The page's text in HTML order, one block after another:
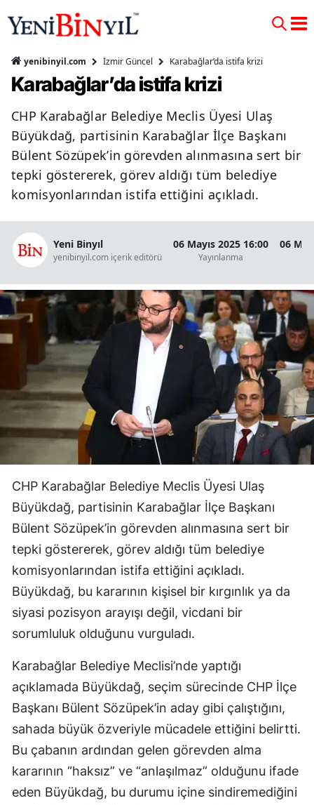
yenibinyil.com İzmir Güncel Karabağlar’da istifa krizi
Karabağlar’da istifa krizi
CHP Karabağlar Belediye Meclis Üyesi Ulaş
Büyükdağ, partisinin Karabağlar İlçe Başkanı
Bülent Sözüpek’in görevden alınmasına sert bir
tepki göstererek, görev aldığı tüm belediye
komisyonlarından istifa ettiğini açıkladı.
Yeni Binyıl
yenibinyil.com içerik editörü
06 Mayıs 2025 16:00
Yayınlanma
06
CHP Karabağlar Belediye Meclis Üyesi Ulaş
Büyükdağ, partisinin Karabağlar İlçe Başkanı
Bülent Sözüpek’in görevden alınmasına sert bir
tepki göstererek, görev aldığı tüm belediye
komisyonlarından istifa ettiğini açıkladı.
Büyükdağ, bu kararının kişisel bir kırgınlık ya da
siyasi pozisyon arayışı değil, vicdani bir
sorumluluk olduğunu vurguladı.
Karabağlar Belediye Meclisi’nde yaptığı
açıklamada Büyükdağ, seçim sürecinde CHP İlçe
Başkanı Bülent Sözüpek’in aday gibi çalıştığını,
sahada büyük özveriyle mücadele ettiğini belirtti.
Bu çabanın ardından gelen görevden alma
kararının “haksız” ve “anlaşılmaz” olduğunu ifade
eden Büyükdağ, bu durumu içine sindiremediğini